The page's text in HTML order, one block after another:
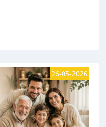
26-05-2026